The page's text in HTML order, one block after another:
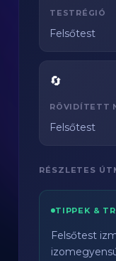
TESTRÉGIÓ
Felsőtest
🔄
RÖVIDÍTETT
Felsőtest
RÉSZLETES
TIPPEK &
Felsőtest